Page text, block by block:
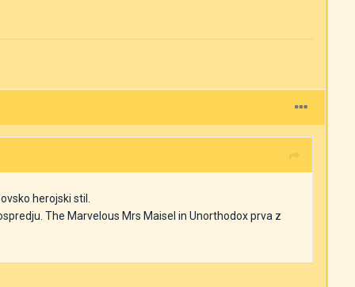
herojski stil.
The Marvelous Mrs Maisel in Unorthodox prva z